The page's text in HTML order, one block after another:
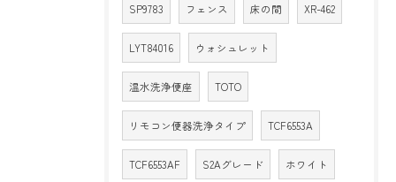
SP9783 フェンス 床の間 XR-462
LYT84016 ウォシュレット
温水洗浄便座 TOTO
リモコン便器洗浄タイプ TCF6553A
TCF6553AF S2Aグレード ホワイト